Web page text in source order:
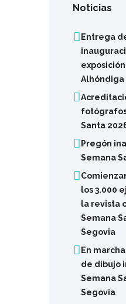
Noticias
Entrega
Alhóndiga
Santa
Pregón
Semana
los 3.000
la revista
Semana
Segovia
En
de dibujo
Semana
Segovia